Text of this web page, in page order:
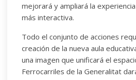
mejorará y ampliará la
más interactiva.
Todo el conjunto de acciones
creación de la nueva aula
una imagen que unificará el
Ferrocarriles de la Generalitat